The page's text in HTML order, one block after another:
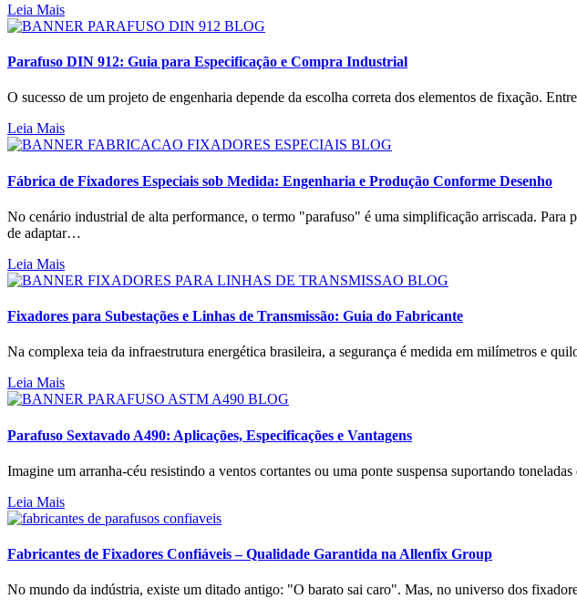
Leia Mais
Parafuso DIN 912: Guia para Especificação e Compra Industrial
O sucesso de um projeto de engenharia depende da escolha correta dos elementos de fixação.
Leia Mais
Fábrica de Fixadores Especiais sob Medida: Engenharia e Produção Conforme Desenho
No cenário industrial de alta performance, o termo "parafuso" é uma simplificação arriscada.
de adaptar…
Leia Mais
Fixadores para Subestações e Linhas de Transmissão: Guia do Fabricante
Na complexa teia da infraestrutura energética brasileira, a segurança é medida em milímetros e
Leia Mais
Parafuso Sextavado A490: Aplicações, Especificações e Vantagens
Imagine um arranha-céu resistindo a ventos cortantes ou uma ponte suspensa suportando
Leia Mais
Fabricantes de Fixadores Confiáveis – Qualidade Garantida na Allenfix Group
No mundo da indústria, existe um ditado antigo: "O barato sai caro". Mas, no universo dos